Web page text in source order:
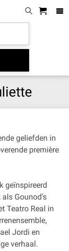
geliefden in
première
geïnspireerd
Gounod's
Teatro Real in
Jordi en
verhaal.